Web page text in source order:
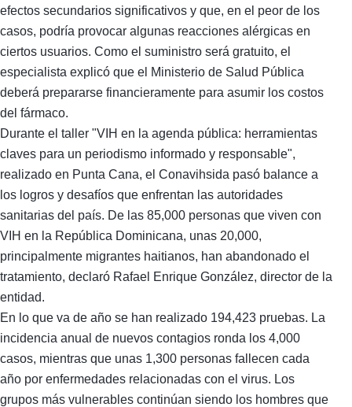
efectos secundarios significativos y que, en el peor de los
casos, podría provocar algunas reacciones alérgicas en
ciertos usuarios. Como el suministro será gratuito, el
especialista explicó que el Ministerio de Salud Pública
deberá prepararse financieramente para asumir los costos
del fármaco.
Durante el taller "VIH en la agenda pública: herramientas
claves para un periodismo informado y responsable",
realizado en Punta Cana, el Conavihsida pasó balance a
los logros y desafíos que enfrentan las autoridades
sanitarias del país. De las 85,000 personas que viven con
VIH en la República Dominicana, unas 20,000,
principalmente migrantes haitianos, han abandonado el
tratamiento, declaró Rafael Enrique González, director de la
entidad.
En lo que va de año se han realizado 194,423 pruebas. La
incidencia anual de nuevos contagios ronda los 4,000
casos, mientras que unas 1,300 personas fallecen cada
año por enfermedades relacionadas con el virus. Los
grupos más vulnerables continúan siendo los hombres que